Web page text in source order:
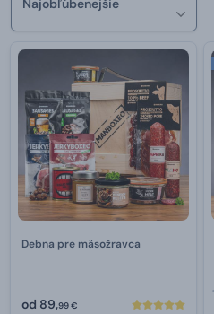
Najobľúbenejšie
Debna pre mäsožravca
od 89,99 €